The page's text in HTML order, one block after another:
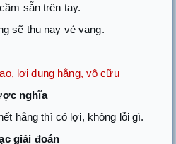
sẵn trên tay.
sẽ thu nay vẻ vang.
lợi dung hằng, vô cữu
nghĩa
hằng thì có lợi, không lỗi gì.
giải đoán